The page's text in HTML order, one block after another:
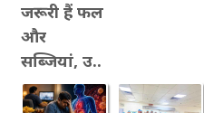
जरूरी हैं फल
और
सब्जियां, उ..